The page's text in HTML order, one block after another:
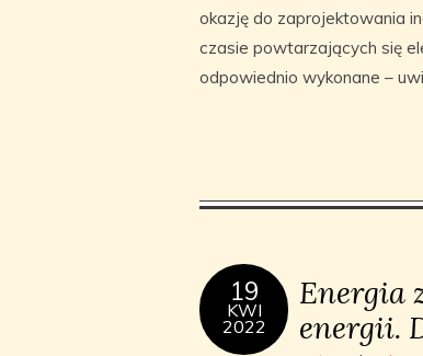
okazję do zaprojektowania
czasie powtarzających się
odpowiednio wykonane –
19
KWI
2022
Energia
energii.